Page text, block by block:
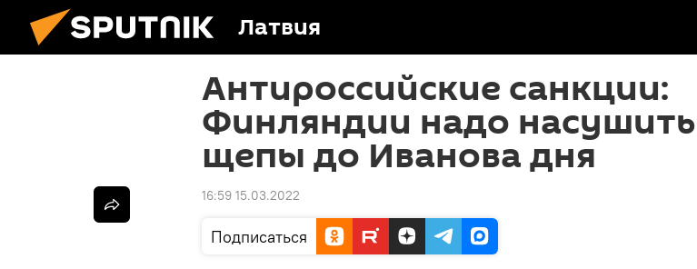
Латвия
Антироссийские санкции:
Финляндии надо насушить
щепы до Иванова дня
16:59 15.03.2022
Подписаться